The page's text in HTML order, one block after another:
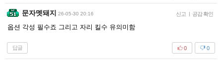
문자멧돼지 26-05-30 20:16 신고 | 공감 확인
옵션 각성 필수죠 그리고 자리 킬수 유의미함
답글 0
0